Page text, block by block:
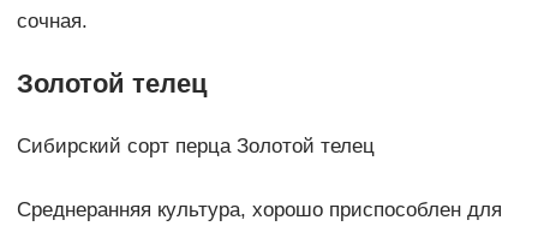
сочная.
Золотой телец
Сибирский сорт перца Золотой телец
Среднеранняя культура, хорошо приспособлен для